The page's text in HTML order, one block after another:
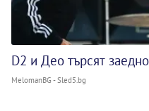
D2 и Део търсят
MelomanBG - Sled5.bg